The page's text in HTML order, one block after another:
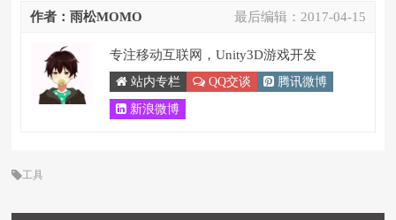
最后编辑： 2017-04-15
作者：雨松MOMO
专注移动互联网，Unity3D游戏开发
站内专栏 QQ交谈 腾讯微博
新浪微博
工具